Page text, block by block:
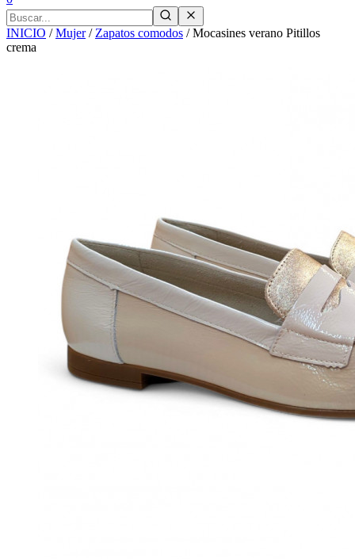
INICIO /Mujer/ Zapatos comodos /Mocasines verano Pitillos
crema